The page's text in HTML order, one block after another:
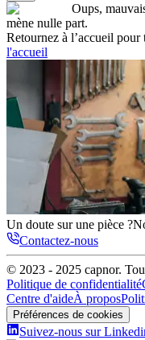
Oups,
mène nulle part.
Retournez à l’accueil
l'accueil
Un doute sur une pièce ?
Contactez-nous
© 2023 - 2025 capnor.
Politique de confidentialité
Centre d'aideÀ propos
Préférences de cookies
Suivez-nous sur